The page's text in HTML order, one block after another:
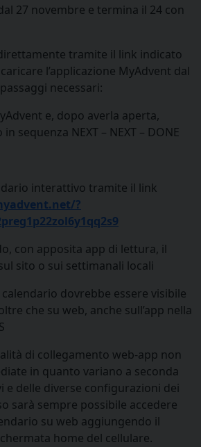
27 novembre e termina il 24 con
tramite il link indicato
l’applicazione MyAdvent dal
necessari:
e, dopo averla aperta,
sequenza NEXT – NEXT – DONE
interattivo tramite il link
?
con apposita app di lettura, il
sito o sui settimanali locali
dovrebbe essere visibile
che su web, anche sull’app nella
di collegamento web-app non
in quanto variano a seconda
e delle diverse configurazioni dei
sarà sempre possibile accedere
su web aggiungendo il
home del cellulare.